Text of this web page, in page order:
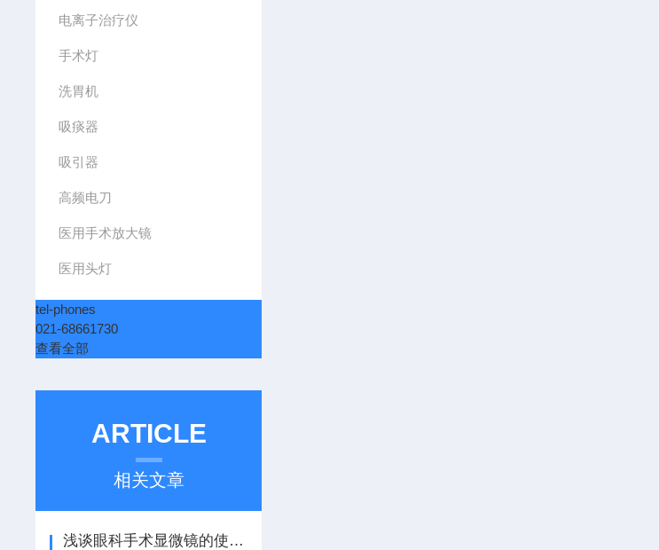
电离子治疗仪
手术灯
洗胃机
吸痰器
吸引器
高频电刀
医用手术放大镜
医用头灯
tel-phones
021-68661730
查看全部
ARTICLE
相关文章
浅谈眼科手术显微镜的使用细节